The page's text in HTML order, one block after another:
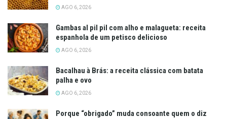
AGO 6, 2026
Gambas al pil pil com alho e malagueta: receita
espanhola de um petisco delicioso
AGO 6, 2026
Bacalhau à Brás: a receita clássica com batata
palha e ovo
AGO 6, 2026
Porque “obrigado” muda consoante quem o diz